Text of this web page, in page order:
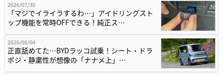
2026/07/30
「マジでイライラするわ…」アイドリングスト
ップ機能を常時OFFできる！純正ス…
2026/08/04
正直舐めてた…BYDラッコ試乗！シート・ドラ
ポジ・静粛性が想像の「ナナメ上」…